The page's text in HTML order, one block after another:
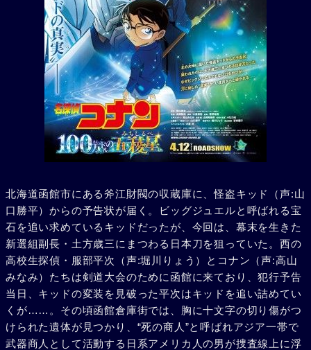
北海道函館市にある斧江財閥の収蔵庫に、怪盗キッド（声:山
口勝平）からの予告状が届く。ビッグジュエルと呼ばれる宝
石を追い求めているキッドだったが、今回は、幕末を生きた
新選組副長・土方歳三にまつわる日本刀を狙っていた。西の
高校生探偵・服部平次（声:堀川りょう）とコナン（声:高山
みなみ）たちは剣道大会のために函館に来ており、犯行予告
当日、キッドの変装を見破った平次はキッドを追い詰めてい
くが……。その頃函館倉庫街では、胸に十文字の切り傷がつ
けられた遺体が見つかり、“死の商人”と呼ばれアジア一帯で
武器商人として活動する日系アメリカ人の男が捜査線上に浮